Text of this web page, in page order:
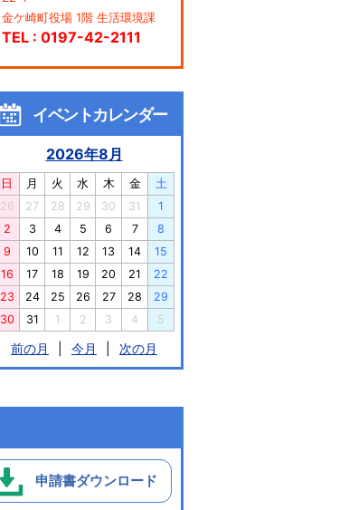
金ケ崎町役場 1階 生活環境課
TEL : 0197-42-2111
イベントカレンダー
2026年8月
日 月 火 水 木 金
土
26
27 28 29 30 31
1
2
3 4 5 6 7
8
9
10 11 12 13 14
15
16
17 18 19 20 21
22
23
24 25 26 27 28
29
30
31 1 2 3 4 5
前の月 今月 次の月
申請書ダウンロード